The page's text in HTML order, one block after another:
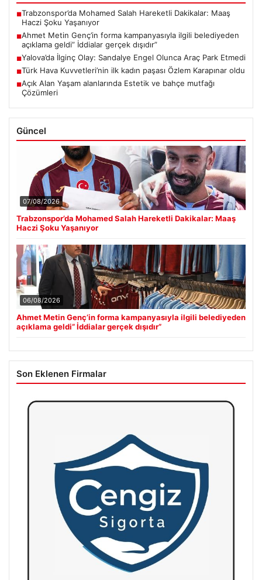
■Trabzonspor’da Mohamed Salah Hareketli Dakikalar: Maaş
Haczi Şoku Yaşanıyor
■Ahmet Metin Genç’in forma kampanyasıyla ilgili belediyeden
açıklama geldi” İddialar gerçek dışıdır”
■Yalova’da İlginç Olay: Sandalye Engel Olunca Araç Park Etmedi
■Türk Hava Kuvvetleri’nin ilk kadın paşası Özlem Karapınar oldu
■Açık Alan Yaşam alanlarında Estetik ve bahçe mutfağı
Çözümleri
Güncel
07/08/2026
Trabzonspor’da Mohamed Salah Hareketli Dakikalar: Maaş
Haczi Şoku Yaşanıyor
06/08/2026
Ahmet Metin Genç’in forma kampanyasıyla ilgili belediyeden
açıklama geldi” İddialar gerçek dışıdır”
Son Eklenen Firmalar